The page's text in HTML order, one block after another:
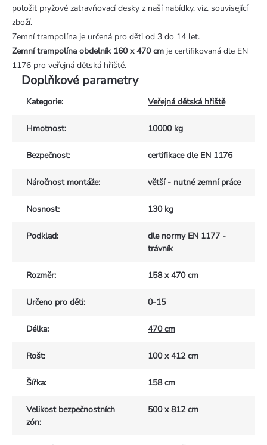
položit pryžové zatravňovací desky z naší nabídky, viz. související
zboží.
Zemní trampolína je určená pro děti od 3 do 14 let.
Zemní trampolína obdelník 160 x 470 cm je certifikovaná dle EN
1176 pro veřejná dětská hřiště.
Doplňkové parametry
Kategorie: Veřejná dětská hřiště
Hmotnost: 10000 kg
Bezpečnost: certifikace dle EN 1176
Náročnost montáže: větší - nutné zemní práce
Nosnost: 130 kg
Podklad:
dle normy EN 1177 -
trávník
Rozměr: 158 x 470 cm
Určeno pro děti: 0-15
Délka: 470 cm
Rošt: 100 x 412 cm
Šířka: 158 cm
Velikost bezpečnostních
zón:
500 x 812 cm